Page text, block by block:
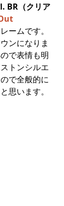
BR（クリア
ームです。
ンになりま
で表情も明
トンシルエ
で全般的に
思います。